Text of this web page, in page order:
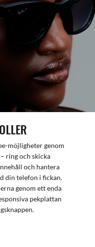
möjligheter genom
ring och skicka
och hantera
din telefon i fickan.
genom ett enda
pekplattan